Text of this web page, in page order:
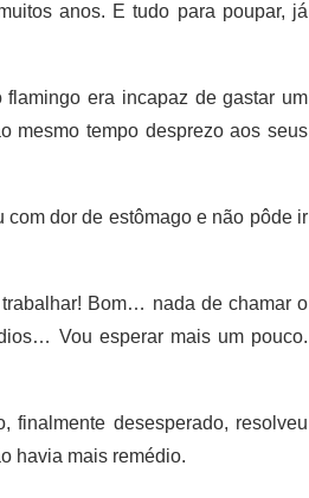
anos. E tudo para poupar, já
era incapaz de gastar um
mesmo tempo desprezo aos seus
dor de estômago e não pôde ir
Bom… nada de chamar o
Vou esperar mais um pouco.
desesperado, resolveu
havia mais remédio.